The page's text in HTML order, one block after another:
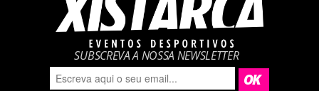
SUBSCREVA A NOSSA NEWSLETTER